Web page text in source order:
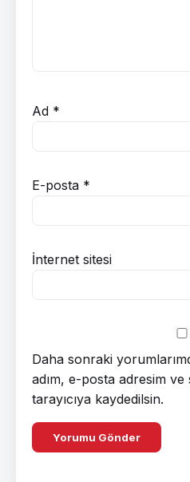
Ad *
E-posta *
İnternet sitesi
Daha sonraki
adım, e-posta adresim
tarayıcıya kaydedilsin.